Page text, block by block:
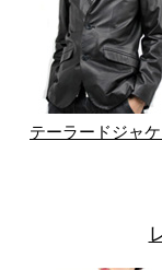
テーラードジャケ